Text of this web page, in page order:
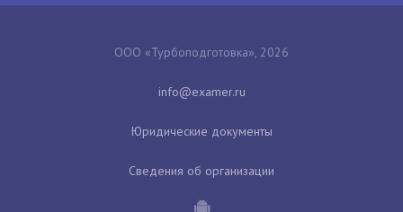
ООО «Турбоподготовка», 2026
Юридические документы
Сведения об организации